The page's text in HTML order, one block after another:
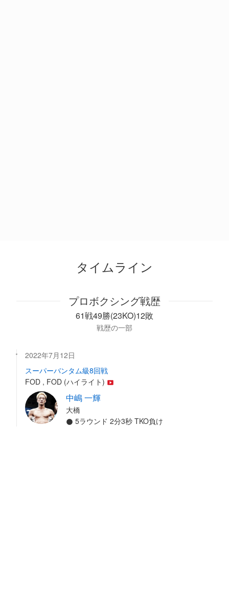
タイムライン
プロボクシング戦歴
61戦49勝(23KO)12敗
戦歴の一部
2022年7月12日
スーパーバンタム級8回戦
FOD , FOD (ハイライト)
中嶋 一輝
大橋
5ラウンド 2分3秒 TKO負け